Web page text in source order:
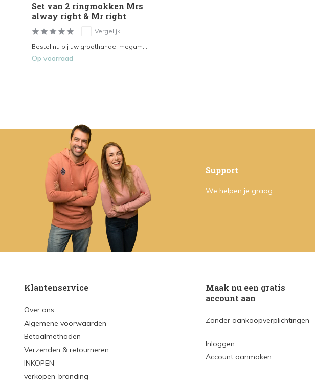
Set van 2 ringmokken Mrs
alway right & Mr right
Vergelijk
Bestel nu bij uw groothandel megam...
Op voorraad
Support
We helpen je graag
Klantenservice
Over ons
Algemene voorwaarden
Betaalmethoden
Verzenden & retourneren
INKOPEN
verkopen-branding
Maak nu een gratis
account aan
Zonder aankoopverplichtingen
Inloggen
Account aanmaken